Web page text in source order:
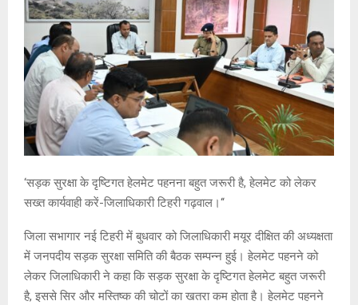
‘सड़क सुरक्षा के दृष्टिगत हेलमेट पहनना बहुत जरूरी है, हेलमेट को लेकर
सख्त कार्यवाही करें-जिलाधिकारी टिहरी गढ़वाल।‘‘
जिला सभागार नई टिहरी में बुधवार को जिलाधिकारी मयूर दीक्षित की अध्यक्षता
में जनपदीय सड़क सुरक्षा समिति की बैठक सम्पन्न हुई। हेलमेट पहनने को
लेकर जिलाधिकारी ने कहा कि सड़क सुरक्षा के दृष्टिगत हेलमेट बहुत जरूरी
है, इससे सिर और मस्तिष्क की चोटों का खतरा कम होता है। हेलमेट पहनने